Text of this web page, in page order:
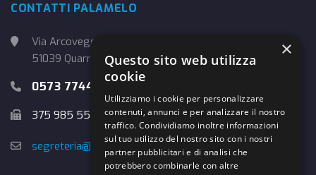
CONTATTI PALAMELO
Via Arcoveggio, 4
51039 Quarrata (PT)
0573 774457
375 985 5526
segreteria@danybasket.it
×
Questo sito web utilizza
cookie
Utilizziamo i cookie per personalizzare
contenuti, annunci e per analizzare il nostro
traffico. Condividiamo inoltre informazioni
sul tuo utilizzo del nostro sito con i nostri
partner pubblicitari e di analisi che
potrebbero combinarle con altre